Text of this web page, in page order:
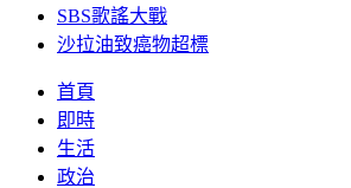
SBS歌謠大戰
沙拉油致癌物超標
首頁
即時
生活
政治